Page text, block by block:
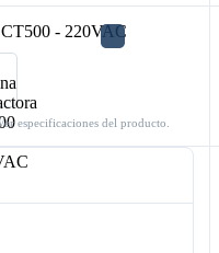
especificaciones del producto.